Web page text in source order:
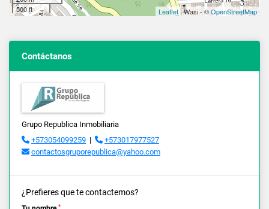
500 ft
Leaflet| Wasi - ©OpenStreetMap
Contáctanos
Grupo Republica Inmobiliaria
+573054099259 |
+573017977527
contactosgruporepublica@yahoo.com
¿Prefieres que te contactemos?
*